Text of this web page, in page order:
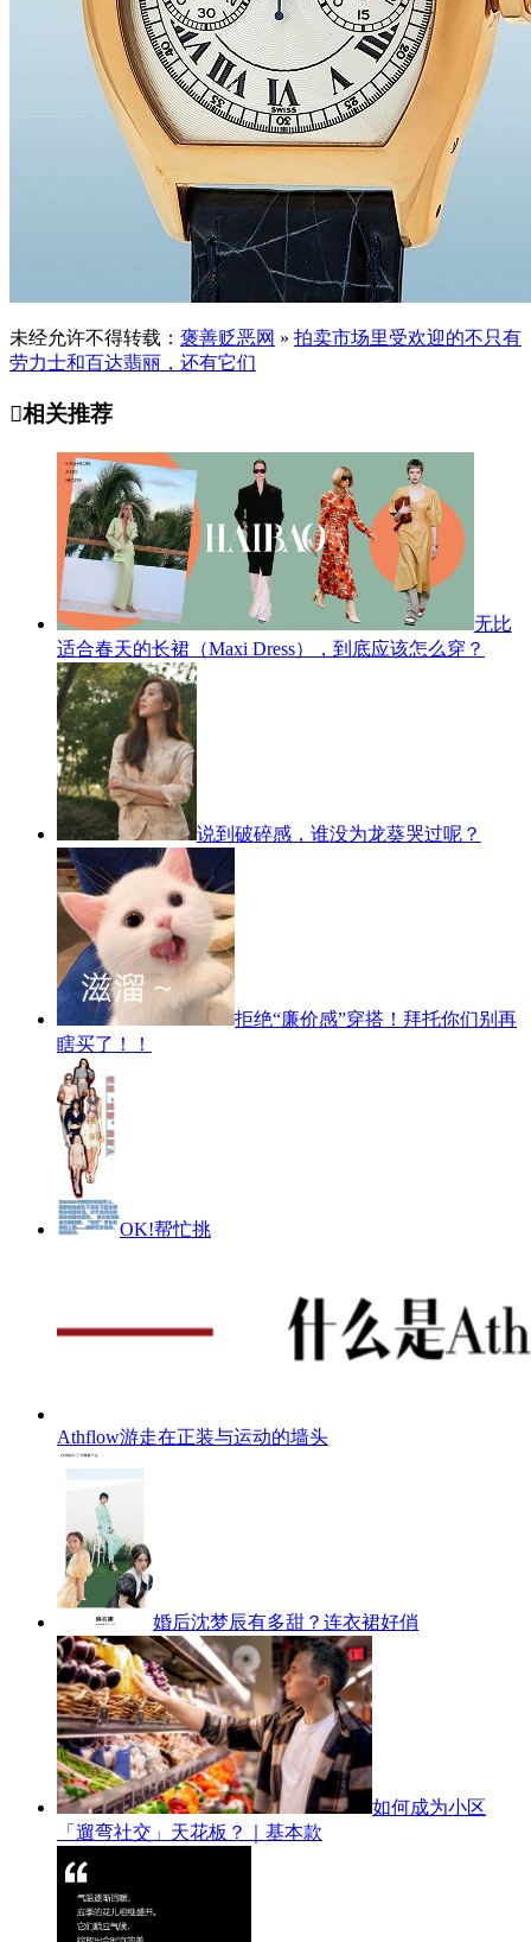
未经允许不得转载： 褒善贬恶网 » 拍卖市场里受欢迎的不只有
劳力士和百达翡丽，还有它们
相关推荐
无比
适合春天的长裙（Maxi Dress），到底应该怎么穿？
说到破碎感，谁没为龙葵哭过呢？
拒绝“廉价感”穿搭！拜托你们别再
瞎买了！！
OK!帮忙挑
Athflow游走在正装与运动的墙头
婚后沈梦辰有多甜？连衣裙好俏
如何成为小区
「遛弯社交」天花板？｜基本款